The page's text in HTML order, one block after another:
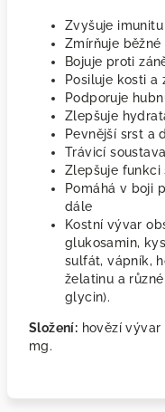
Zvyšuje imunitu
Zmírňuje
Bojuje proti
Posiluje kosti a
Podporuje
Zlepšuje
Pevnější srst a
Trávicí
Zlepšuje funkci
Pomáhá v boji
dále
Kostní vývar
glukosamin,
sulfát, vápník,
želatinu a
glycin).
Složení: hovězí
mg.